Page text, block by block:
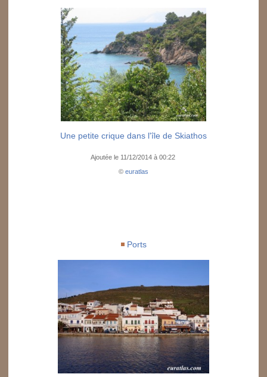
Une petite crique dans l'île de Skiathos
Ajoutée le 11/12/2014 à 00:22
© euratlas
Ports